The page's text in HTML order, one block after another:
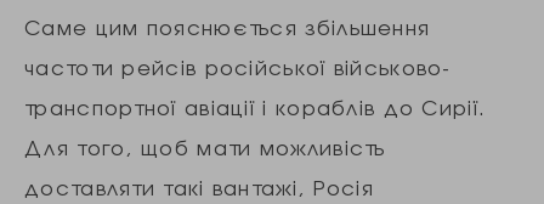
Саме цим пояснюється збільшення
частоти рейсів російської військово-
транспортної авіації і кораблів до Сирії.
Для того, щоб мати можливість
доставляти такі вантажі, Росія